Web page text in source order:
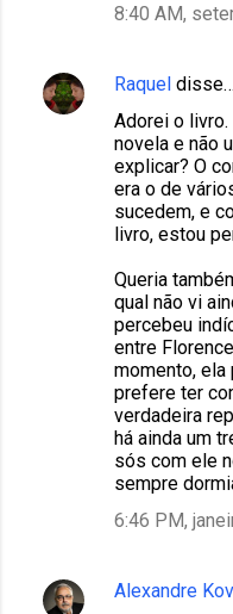
8:40 AM,
Raquel disse…
Adorei o livro.
novela e não
explicar? O
era o de
sucedem, e
livro, estou
Queria
qual não vi
percebeu
entre
momento, ela
prefere ter
verdadeira
há ainda um
sós com ele
sempre
6:46 PM,
Alexandre